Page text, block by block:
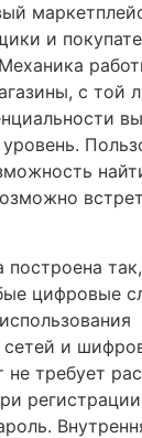
и
с той
построена
цифровые
и
не требует